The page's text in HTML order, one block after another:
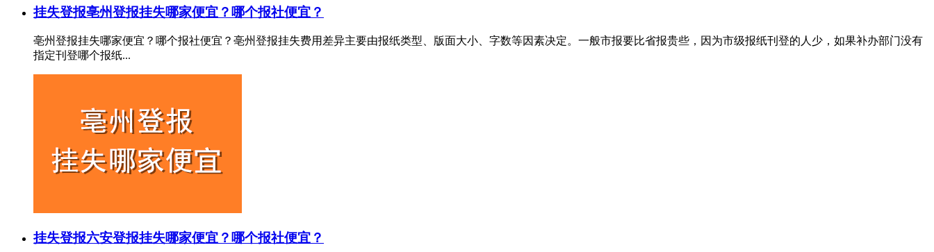
挂失登报亳州登报挂失哪家便宜？哪个报社便宜？
亳州登报挂失哪家便宜？哪个报社便宜？亳州登报挂失费用差异主要由报纸类型、版面大小、字数等因素决定。一般市报要比省报贵些，因为市级报纸刊登的人少，如果补办部门没有
指定刊登哪个报纸...
挂失登报六安登报挂失哪家便宜？哪个报社便宜？